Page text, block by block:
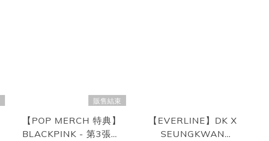
販售結束
【POP MERCH 特典】
BLACKPINK - 第3張迷
【EVERLINE】DK X
SEUNGKWAN